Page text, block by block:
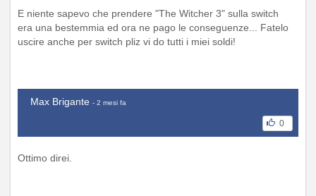
E niente sapevo che prendere "The Witcher 3" sulla switch
era una bestemmia ed ora ne pago le conseguenze... Fatelo
uscire anche per switch pliz vi do tutti i miei soldi!
Max Brigante - 2 mesi fa
0
Ottimo direi.